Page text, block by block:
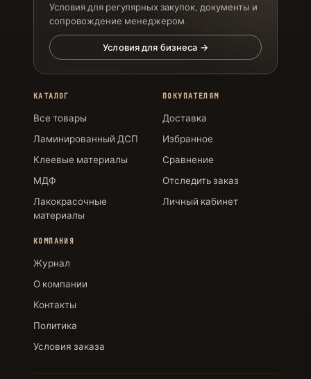
Условия для регулярных закупок, документы и
сопровождение менеджером.
Условия для бизнеса →
КАТАЛОГ
Все товары
Ламинированный ДСП
Клеевые материалы
МДФ
Лакокрасочные
материалы
ПОКУПАТЕЛЯМ
Доставка
Избранное
Сравнение
Отследить заказ
Личный кабинет
КОМПАНИЯ
Журнал
О компании
Контакты
Политика
Условия заказа